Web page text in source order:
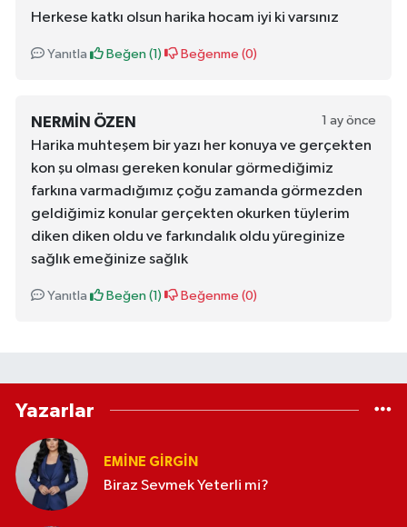
Herkese katkı olsun harika hocam iyi ki varsınız
Yanıtla Beğen (1) Beğenme (0)
NERMIN ÖZEN 1 ay önce
Harika muhteşem bir yazı her konuya ve gerçekten
kon şu olması gereken konular görmediğimiz
farkına varmadığımız çoğu zamanda görmezden
geldiğimiz konular gerçekten okurken tüylerim
diken diken oldu ve farkındalık oldu yüreginize
sağlık emeğinize sağlık
Yanıtla Beğen (1) Beğenme (0)
Yazarlar
EMINE GIRGIN
Biraz Sevmek Yeterli mi?